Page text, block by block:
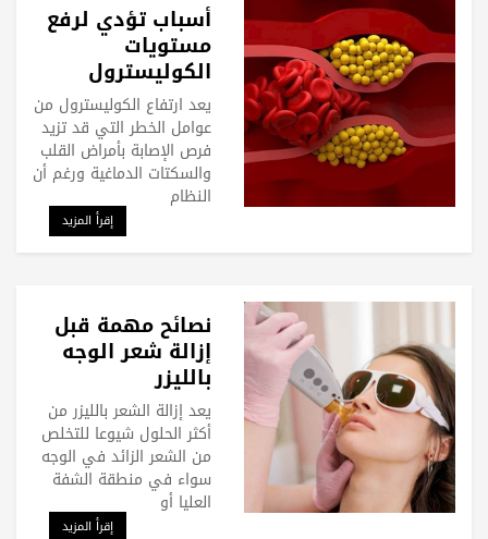
أسباب تؤدي لرفع
مستويات
الكوليسترول
بشكل مفاجئ
يعد ارتفاع الكوليسترول من
عوامل الخطر التي قد تزيد
فرص الإصابة بأمراض القلب
والسكتات الدماغية ورغم أن
النظام
إقرأ المزيد
نصائح مهمة قبل
إزالة شعر الوجه
بالليزر
يعد إزالة الشعر بالليزر من
أكثر الحلول شيوعا للتخلص
من الشعر الزائد في الوجه
سواء في منطقة الشفة
العليا أو
إقرأ المزيد